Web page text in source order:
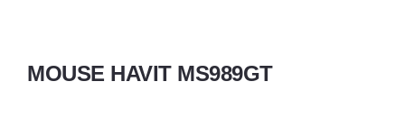
MOUSE HAVIT MS989GT